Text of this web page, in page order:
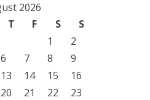
2026
T F S
S
1
2
6 7 8
9
13 14 15
16
20 21 22
23